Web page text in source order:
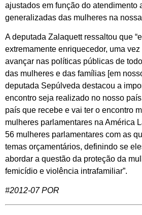
ajustados em função do atendimento
generalizadas das mulheres na nossa
A deputada Zalaquett ressaltou que
extremamente enriquecedor, uma
avançar nas políticas públicas de
das mulheres e das famílias [em
deputada Sepúlveda destacou a
encontro seja realizado no nosso
país que recebe e vai ter o encontro
mulheres parlamentares na América
56 mulheres parlamentares com as
temas orçamentários, definindo se
abordar a questão da proteção da
femicídio e violência intrafamiliar”.
#2012-07 POR